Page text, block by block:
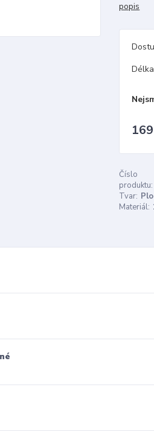
popis
Délka
Číslo
produktu:
Tvar:
Materiál: